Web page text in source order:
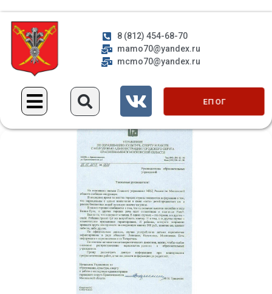
8 (812) 454-68-70
mamo70@yandex.ru
mcmo70@yandex.ru
ЕП ОГ